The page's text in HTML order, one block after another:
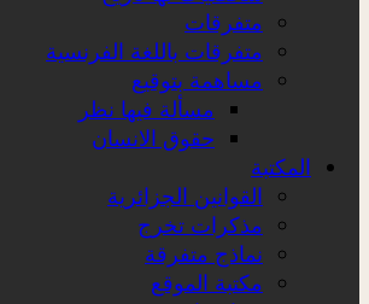
متفرقات
متفرقات باللغة الفرنسية
مساهمة بتوقيع
مسألة فيها نظر
حقوق الانسان
المكتبة
القوانين الجزائرية
مذكرات تخرج
نماذج متفرقة
مكتبة الموقع